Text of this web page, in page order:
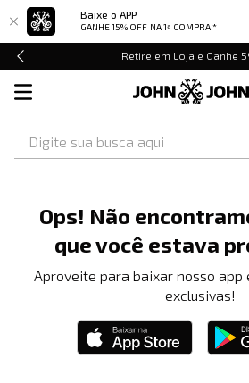
Baixe o APP
GANHE 15% OFF NA 1ª COMPRA *
Retire em Loja e Ganhe
Ops! Não
que você estava
Aproveite para baixar nosso app
exclusivas!